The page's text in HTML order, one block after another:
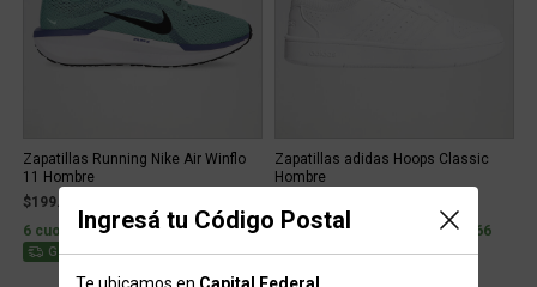
Ingresá tu Código Postal
Te ubicamos en Capital Federal
Zapatillas Running Nike Air Winflo
11 Hombre
$199.999
6 cuotas sin interés de $33.333
Gratis Stock para envío
Zapatillas adidas Hoops Classic
Hombre
3 cuotas sin interés de $36.666
Stock para retiro/envío